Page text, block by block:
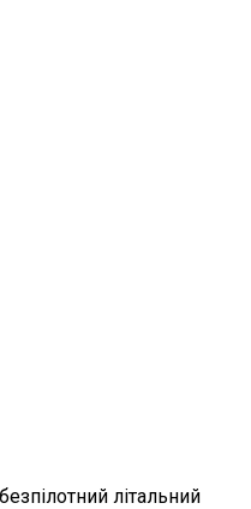
літальний